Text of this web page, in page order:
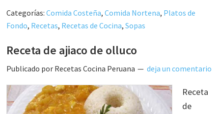
Categorías:Comida Costeña,Comida Nortena, Platos de
Fondo, Recetas, Recetas de Cocina,Sopas
Receta de ajiaco de olluco
Publicado por Recetas Cocina Peruana deja un comentario
Receta
de